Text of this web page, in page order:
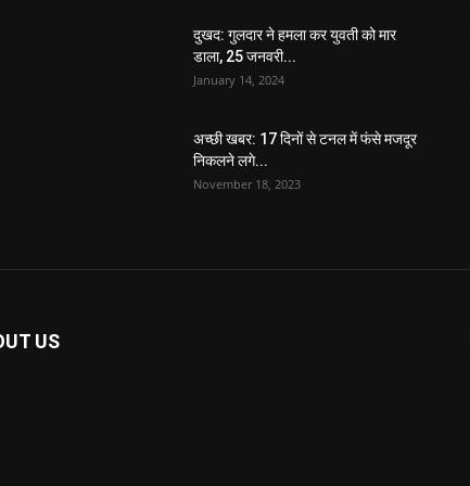
दुखद: गुलदार ने हमला कर युवती को मार
डाला, 25 जनवरी...
January 14, 2024
अच्छी खबर: 17 दिनों से टनल में फंसे मजदूर
निकलने लगे...
November 18, 2023
US